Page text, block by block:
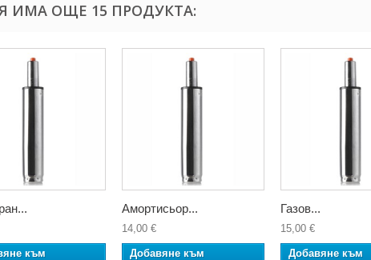
ИМА ОЩЕ 15 ПРОДУКТА:
към
Амортисьор...
14,00 €
Добавяне към
Газов...
15,00 €
Добавяне към